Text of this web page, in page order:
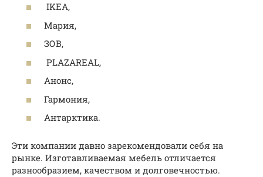
IKEA,
Мария,
ЗОВ,
PLAZAREAL,
Анонс,
Гармония,
Антарктика.
Эти компании давно зарекомендовали себя на
рынке. Изготавливаемая мебель отличается
разнообразием, качеством и долговечностью.